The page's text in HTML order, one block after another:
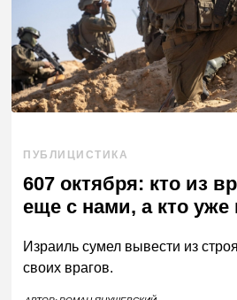
ПУБЛИЦИСТИКА
607 октября: кто из
еще с нами, а кто уже
Израиль сумел вывести из
своих врагов.